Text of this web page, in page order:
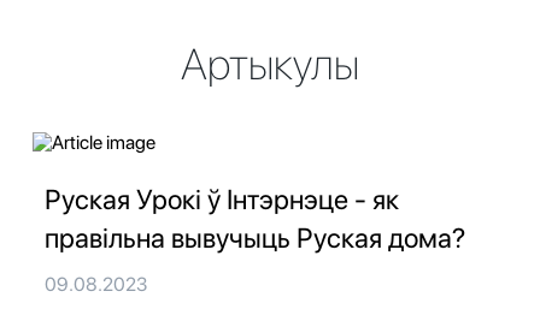
Артыкулы
Руская Урокі ў Інтэрнэце - як
правільна вывучыць Руская дома?
09.08.2023